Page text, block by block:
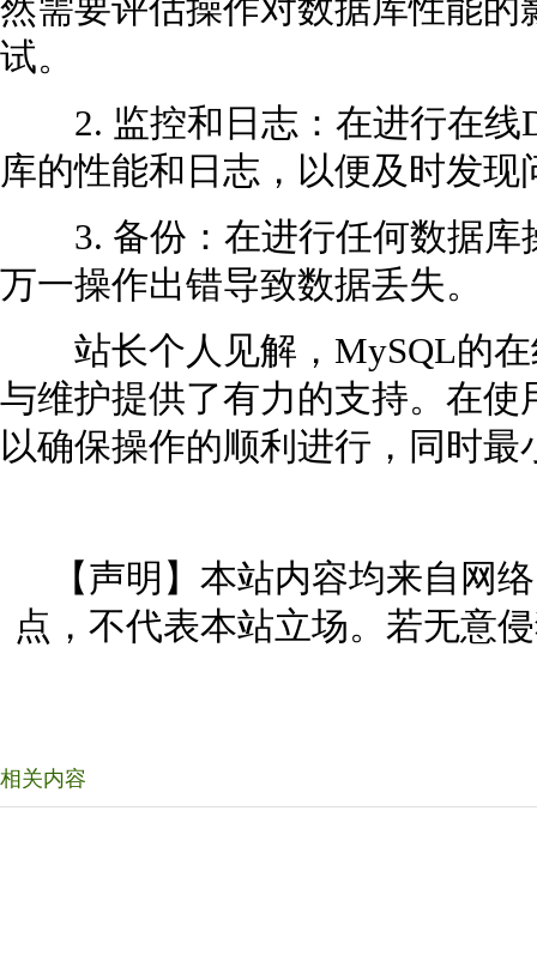
然需要评估操作对数据库性能
试。
2. 监控和日志：在进行在线
库的性能和日志，以便及时发现
3. 备份：在进行任何数据库
万一操作出错导致数据丢失。
站长个人见解，MySQL的在
与维护提供了有力的支持。在
以确保操作的顺利进行，同时最
【声明】本站内容均来自网
点，不代表本站立场。若无意
相关内容